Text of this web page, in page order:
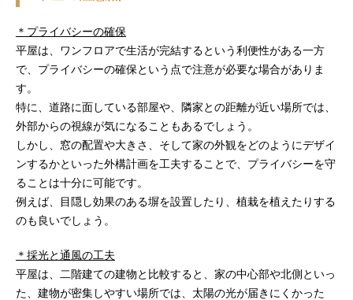
＊プライバシーの確保
平屋は、ワンフロアで生活が完結するという利便性がある一方
で、プライバシーの確保という点で注意が必要な場合がありま
す。
特に、道路に面している部屋や、隣家との距離が近い場所では、
外部からの視線が気になることもあるでしょう。
しかし、窓の配置や大きさ、そして家の外観をどのようにデザイ
ンするかといった外構計画を工夫することで、プライバシーを守
ることは十分に可能です。
例えば、目隠し効果のある塀を設置したり、植栽を植えたりする
のも良いでしょう。
＊採光と通風の工夫
平屋は、二階建ての建物と比較すると、家の中心部や北側といっ
た、建物が密集しやすい場所では、太陽の光が届きにくかった